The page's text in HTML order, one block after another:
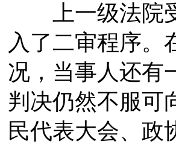
上一级法院受
入了二审程序。
况，当事人还有
判决仍然不服可
民代表大会、政